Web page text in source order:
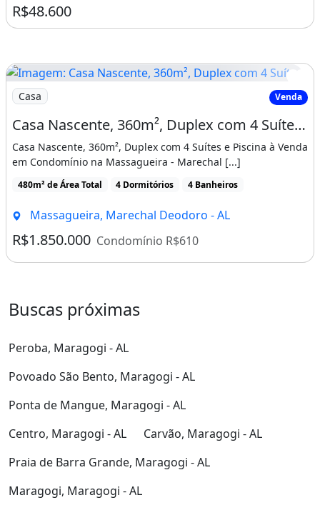
R$48.600
Imagem: Casa Nascente, 360m², Duplex com 4 Suítes
Casa Venda
Casa Nascente, 360m², Duplex com 4 Suítes e Piscina à Venda em Condomínio na
Casa Nascente, 360m², Duplex com 4 Suítes e Piscina à Venda
em Condomínio na Massagueira - Marechal [...]
480m² de Área Total 4 Dormitórios 4 Banheiros
Massagueira, Marechal Deodoro - AL
R$1.850.000 Condomínio R$610
Buscas próximas
Peroba, Maragogi - AL
Povoado São Bento, Maragogi - AL
Ponta de Mangue, Maragogi - AL
Centro, Maragogi - AL
Carvão, Maragogi - AL
Praia de Barra Grande, Maragogi - AL
Maragogi, Maragogi - AL